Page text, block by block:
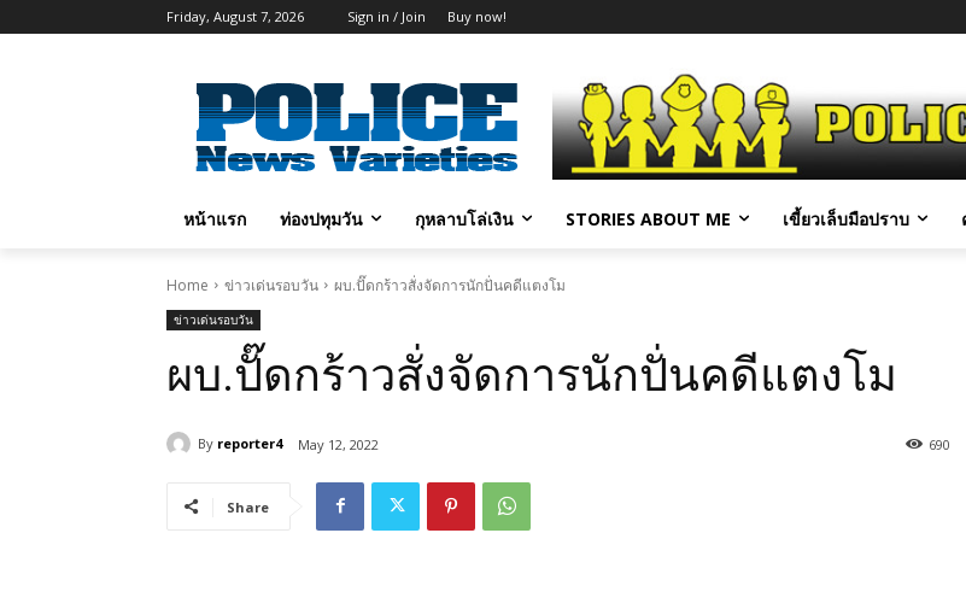
Friday, August 7, 2026 Sign in / Join Buy now!
หน้าแรก ท่องปทุมวัน กุหลาบโล่เงิน STORIES ABOUT ME เขี้ยวเล็บมือปราบ
Home ข่าวเด่นรอบวัน ผบ.ปั๊ดกร้าวสั่งจัดการนักปั่นคดีแตงโม
ข่าวเด่นรอบวัน
ผบ.ปั๊ดกร้าวสั่งจัดการนักปั่นคดีแตงโม
By reporter4 May 12, 2022 690
Share